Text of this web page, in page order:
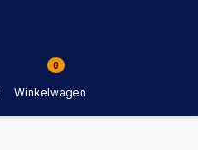
0
Winkelwagen